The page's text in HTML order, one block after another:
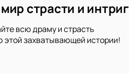
страсти и интриг
всю драму и страсть
этой захватывающей истории!